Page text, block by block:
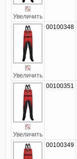
Увеличить
Увеличить
00100348
Увеличить
00100351
00100349